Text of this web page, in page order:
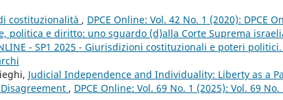
costituzionalità , DPCE Online: Vol. 42 No. 1 (2020): DPCE
politica e diritto: uno sguardo (d)alla Corte Suprema
- SP1 2025 - Giurisdizioni costituzionali e poteri
Judicial Independence and Individuality: Liberty as a
Disagreement , DPCE Online: Vol. 69 No. 1 (2025): Vol. 69